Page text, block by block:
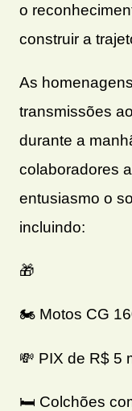
o
construir a
As
transmissões
durante a
colaboradores
entusiasmo o
incluindo:
🎁
🏍 Motos CG
💸 PIX de R$ 5
🛏 Colchões